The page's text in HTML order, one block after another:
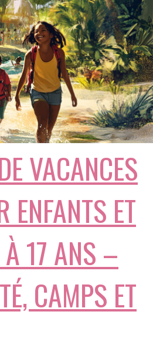
VACANCES
ET
17 ANS –
CAMPS ET